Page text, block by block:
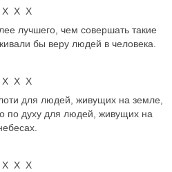
Х Х Х
лучшего, чем совершать такие
бы веру людей в человека.
Х Х Х
для людей, живущих на земле,
по духу для людей, живущих на
Х Х Х